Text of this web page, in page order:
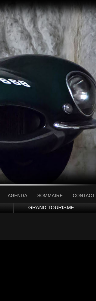
AGENDA SOMMAIRE CONTACT
GRAND TOURISME